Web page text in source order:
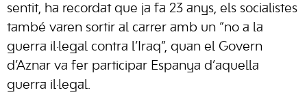
sentit, ha recordat que ja fa 23 anys, els socialistes
també varen sortir al carrer amb un “no a la
guerra il·legal contra l’Iraq”, quan el Govern
d’Aznar va fer participar Espanya d’aquella
guerra il·legal.